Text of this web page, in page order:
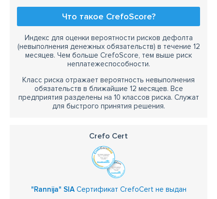
Что такое CrefoScore?
Индекс для оценки вероятности рисков дефолта
(невыполнения денежных обязательств) в течение 12
месяцев. Чем больше CrefoScore, тем выше риск
неплатежеспособности.
Класс риска отражает вероятность невыполнения
обязательств в ближайшие 12 месяцев. Все
предприятия разделены на 10 классов риска. Служат
для быстрого принятия решения.
Crefo Cert
"Rannija" SIAСертификат CrefoCert не выдан